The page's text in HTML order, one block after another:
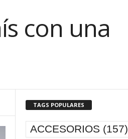
con una
TAGS POPULARES
ACCESORIOS (157)